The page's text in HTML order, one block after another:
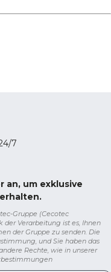
7
an, um exklusive
Gruppe (Cecotec
der Verarbeitung ist es, Ihnen
der Gruppe zu senden. Die
und Sie haben das
Rechte, wie in unserer